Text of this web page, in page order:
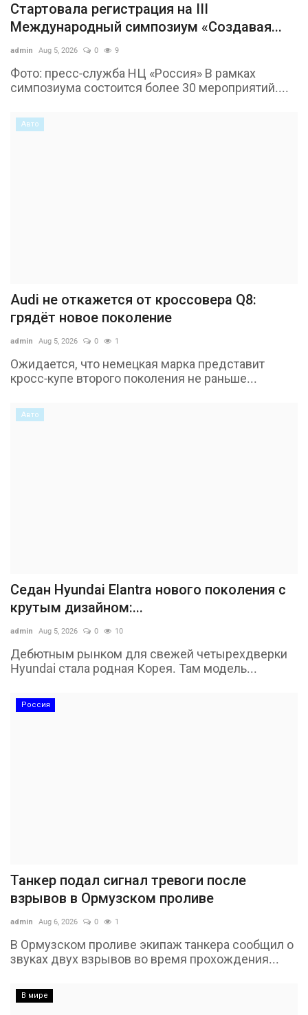
Стартовала регистрация на III
Международный симпозиум «Создавая...
admin Aug 5, 2026 0 9
Фото: пресс-служба НЦ «Россия» В рамках
симпозиума состоится более 30 мероприятий....
Авто
Audi не откажется от кроссовера Q8:
грядёт новое поколение
admin Aug 5, 2026 0 1
Ожидается, что немецкая марка представит
кросс-купе второго поколения не раньше...
Авто
Седан Hyundai Elantra нового поколения с
крутым дизайном:...
admin Aug 5, 2026 0 10
Дебютным рынком для свежей четырехдверки
Hyundai стала родная Корея. Там модель...
Россия
Танкер подал сигнал тревоги после
взрывов в Ормузском проливе
admin Aug 6, 2026 0 1
В Ормузском проливе экипаж танкера сообщил о
звуках двух взрывов во время прохождения...
В мире